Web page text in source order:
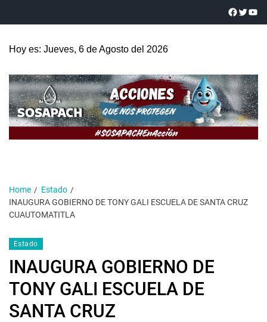
Hoy es: Jueves, 6 de Agosto del 2026
Home
Estado
INAUGURA GOBIERNO DE TONY GALI ESCUELA DE SANTA CRUZ
CUAUTOMATITLA
Estado
INAUGURA GOBIERNO DE
TONY GALI ESCUELA DE
SANTA CRUZ